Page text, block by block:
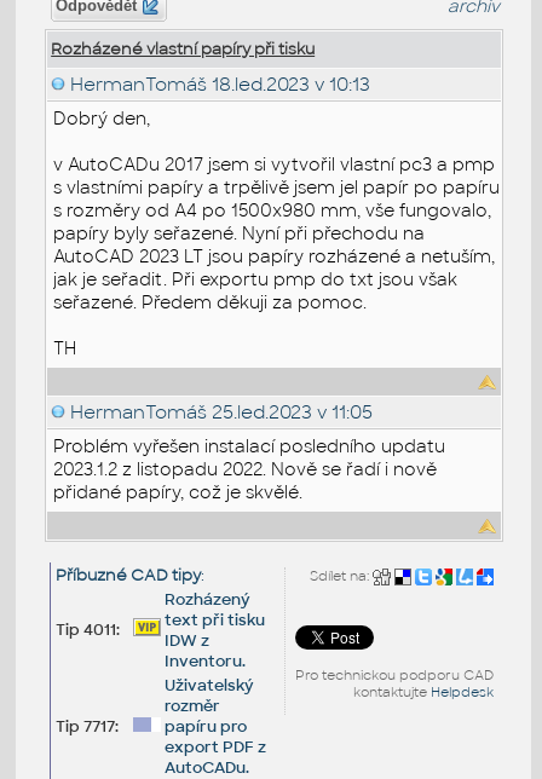
Odpovědět archiv
Rozházené vlastní papíry při tisku
HermanTomáš 18.led.2023 v 10:13
Dobrý den,
v AutoCADu 2017 jsem si vytvořil vlastní pc3 a pmp
s vlastními papíry a trpělivě jsem jel papír po papíru
s rozměry od A4 po 1500x980 mm, vše fungovalo,
papíry byly seřazené. Nyní při přechodu na
AutoCAD 2023 LT jsou papíry rozházené a netuším,
jak je seřadit. Při exportu pmp do txt jsou však
seřazené. Předem děkuji za pomoc.
TH
HermanTomáš 25.led.2023 v 11:05
Problém vyřešen instalací posledního updatu
2023.1.2 z listopadu 2022. Nově se řadí i nově
přidané papíry, což je skvělé.
Sdílet na:
Pro technickou podporu CAD
kontaktujte Helpdesk
Příbuzné CAD tipy:
Tip 4011:
Rozházený
text při tisku
IDW z
Inventoru.
Tip 7717:
Uživatelský
rozměr
papíru pro
export PDF z
AutoCADu.